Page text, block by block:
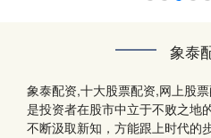
象泰
象泰配资,十大股票配资,网上股
是投资者在股市中立于不败之地
不断汲取新知，方能跟上时代的